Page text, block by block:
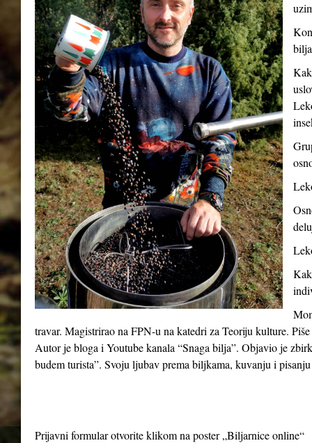
travar. Magistrirao na FPN-u na katedri za Teoriju kulture.
Autor je bloga i Youtube kanala “Snaga bilja”. Objavio je
budem turista”. Svoju ljubav prema biljkama, kuvanju i
Prijavni formular otvorite klikom na poster „Biljarnice online“